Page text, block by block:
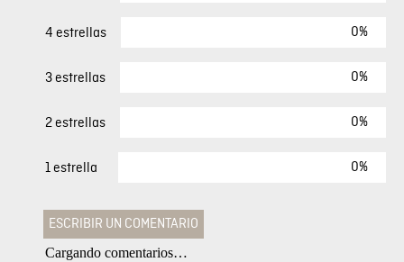
4 estrellas 0%
3 estrellas 0%
2 estrellas 0%
1 estrella 0%
ESCRIBIR UN COMENTARIO
Cargando comentarios…